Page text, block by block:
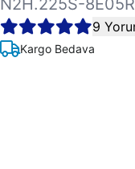
9
Kargo Bedava